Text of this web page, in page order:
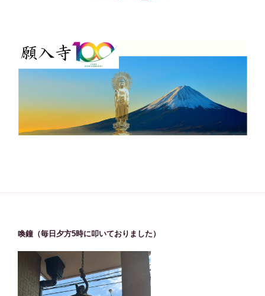
喚鐘（毎日夕方5時に叩いておりました）